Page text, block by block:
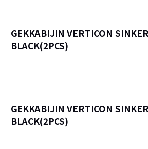
GEKKABIJIN VERTICON
BLACK(2PCS)
GEKKABIJIN VERTICON
BLACK(2PCS)